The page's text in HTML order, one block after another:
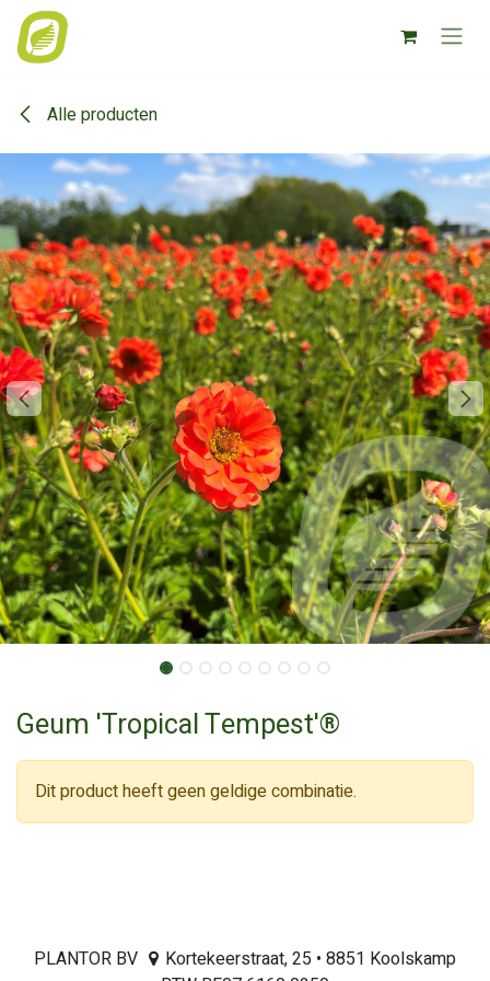
Overslaan naar inhoud
Alle producten
Geum 'Tropical Tempest'®
Dit product heeft geen geldige combinatie.
PLANTOR BV
Kortekeerstraat, 25 • 8851 Koolskamp